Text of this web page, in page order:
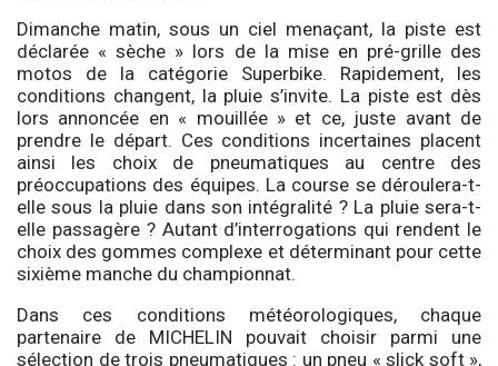
Dimanche matin, sous un ciel menaçant, la piste est
déclarée « sèche » lors de la mise en pré-grille des
motos de la catégorie Superbike. Rapidement, les
conditions changent, la pluie s’invite. La piste est dès
lors annoncée en « mouillée » et ce, juste avant de
prendre le départ. Ces conditions incertaines placent
ainsi les choix de pneumatiques au centre des
préoccupations des équipes. La course se déroulera-t-
elle sous la pluie dans son intégralité ? La pluie sera-t-
elle passagère ? Autant d’interrogations qui rendent le
choix des gommes complexe et déterminant pour cette
sixième manche du championnat.
Dans ces conditions météorologiques, chaque
partenaire de MICHELIN pouvait choisir parmi une
sélection de trois pneumatiques : un pneu « slick soft »,